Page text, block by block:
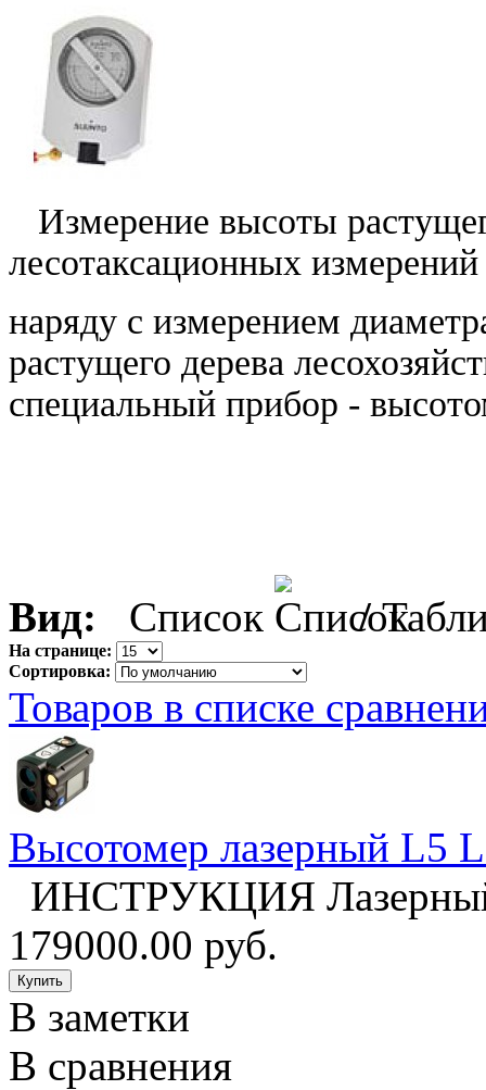
Измерение высоты
лесотаксационных измерений
наряду с измерением
растущего дерева
специальный прибор -
Вид: Список /
На странице:
Сортировка:
Товаров в списке
Высотомер лазерный L5
ИНСТРУКЦИЯ Лазерный
179000.00 руб.
В заметки
В сравнения